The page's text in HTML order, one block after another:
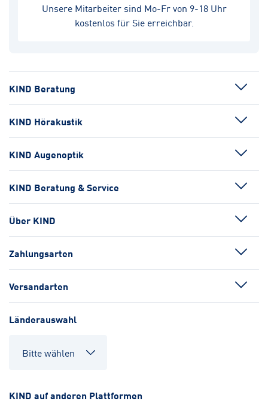
Unsere Mitarbeiter sind Mo-Fr von 9-18 Uhr
kostenlos für Sie erreichbar.
KIND Beratung
KIND Hörakustik
KIND Augenoptik
KIND Beratung & Service
Über KIND
Zahlungsarten
Versandarten
Länderauswahl
KIND auf anderen Plattformen